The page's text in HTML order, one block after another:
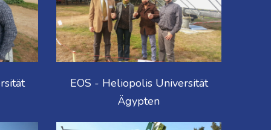
EOS - Heliopolis Universität
Ägypten